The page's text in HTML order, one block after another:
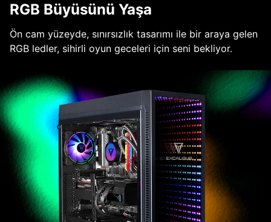
RGB Büyüsünü Yaşa
Ön cam yüzeyde, sınırsızlık tasarımı ile bir araya gelen
RGB ledler, sihirli oyun geceleri için seni bekliyor.